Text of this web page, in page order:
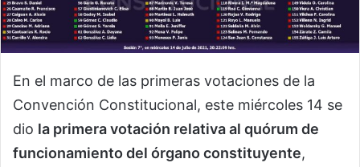
En el marco de las primeras votaciones de la
Convención Constitucional, este miércoles 14 se
dio la primera votación relativa al quórum de
funcionamiento del órgano constituyente,